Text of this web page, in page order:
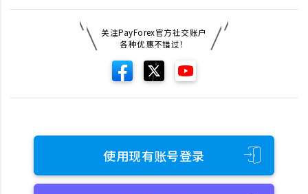
关注PayForex官方社交账户
各种优惠不错过！
使用现有账号登录